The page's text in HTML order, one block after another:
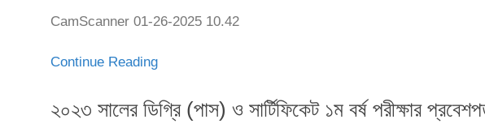
CamScanner 01-26-2025 10.42
Continue Reading
২০২৩ সালের ডিগ্রি (পাস) ও সার্টিফিকেট ১ম বর্ষ পরীক্ষার